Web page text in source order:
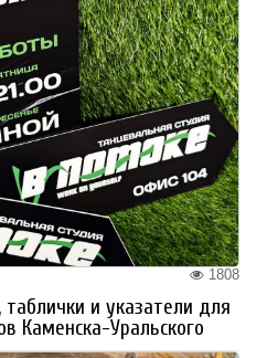
1808
и указатели для
Каменска-Уральского